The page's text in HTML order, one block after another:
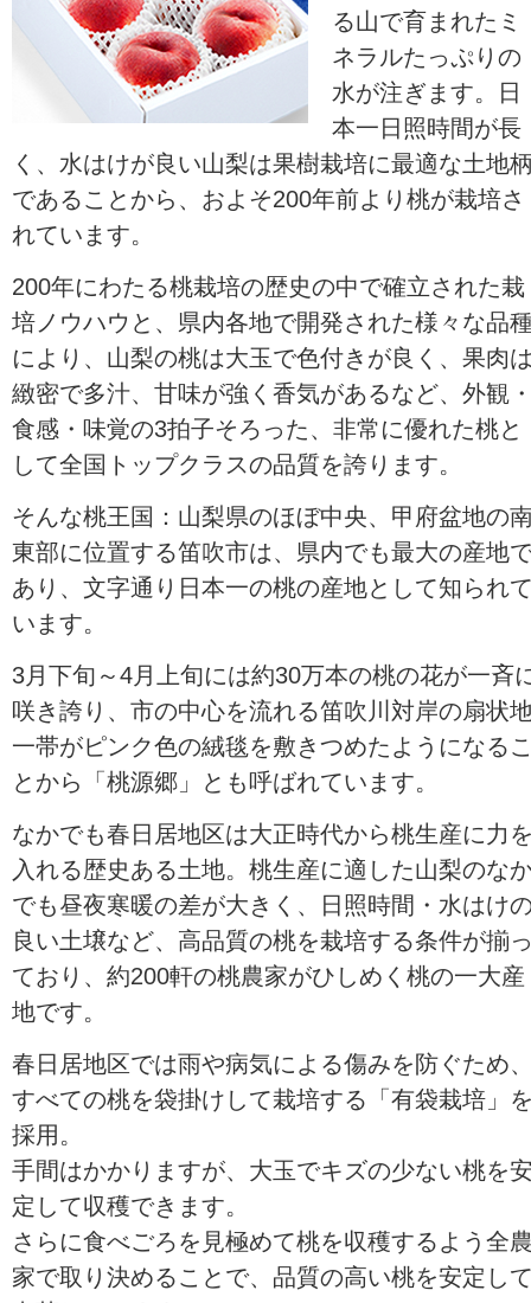
る山で育まれたミ
ネラルたっぷりの
水が注ぎます。日
本一日照時間が長
く、水はけが良い山梨は果樹栽培に最適な土地
であることから、およそ200年前より桃が栽培さ
れています。
200年にわたる桃栽培の歴史の中で確立された栽
培ノウハウと、県内各地で開発された様々な品
により、山梨の桃は大玉で色付きが良く、果肉
緻密で多汁、甘味が強く香気があるなど、外観
食感・味覚の3拍子そろった、非常に優れた桃と
して全国トップクラスの品質を誇ります。
そんな桃王国：山梨県のほぼ中央、甲府盆地の
東部に位置する笛吹市は、県内でも最大の産地
あり、文字通り日本一の桃の産地として知られ
います。
3月下旬～4月上旬には約30万本の桃の花が一斉
咲き誇り、市の中心を流れる笛吹川対岸の扇状
一帯がピンク色の絨毯を敷きつめたようになる
とから「桃源郷」とも呼ばれています。
なかでも春日居地区は大正時代から桃生産に力
入れる歴史ある土地。桃生産に適した山梨のな
でも昼夜寒暖の差が大きく、日照時間・水はけ
良い土壌など、高品質の桃を栽培する条件が揃
ており、約200軒の桃農家がひしめく桃の一大産
地です。
春日居地区では雨や病気による傷みを防ぐため
すべての桃を袋掛けして栽培する「有袋栽培」
採用。
手間はかかりますが、大玉でキズの少ない桃を
定して収穫できます。
さらに食べごろを見極めて桃を収穫するよう全
家で取り決めることで、品質の高い桃を安定し